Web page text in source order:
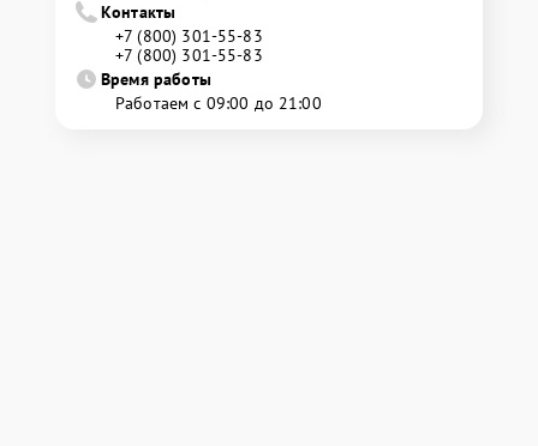
Контакты
+7 (800) 301-55-83
+7 (800) 301-55-83
Время работы
Работаем с 09:00 до 21:00